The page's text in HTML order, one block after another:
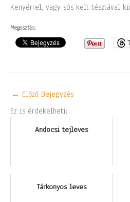
Kenyérrel, vagy sós kelt tésztával
Megosztás:
← Előző Bejegyzés
Ez is érdekelheti:
Andocsi tejleves
Tárkonyos leves